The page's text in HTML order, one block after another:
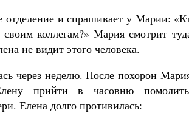
отделение и спрашивает у Марии:
коллегам?» Мария смотрит
не видит этого человека.
через неделю. После похорон
прийти в часовню
Елена долго противилась: